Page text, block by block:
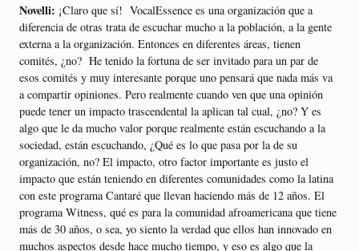
Novelli: ¡Claro que sí! VocalEssence es una organización que a
diferencia de otras trata de escuchar mucho a la población, a la gente
externa a la organización. Entonces en diferentes áreas, tienen
comités, ¿no? He tenido la fortuna de ser invitado para un par de
esos comités y muy interesante porque uno pensará que nada más va
a compartir opiniones. Pero realmente cuando ven que una opinión
puede tener un impacto trascendental la aplican tal cual, ¿no? Y es
algo que le da mucho valor porque realmente están escuchando a la
sociedad, están escuchando, ¿Qué es lo que pasa por la de su
organización, no? El impacto, otro factor importante es justo el
impacto que están teniendo en diferentes comunidades como la latina
con este programa Cantaré que llevan haciendo más de 12 años. El
programa Witness, qué es para la comunidad afroamericana que tiene
más de 30 años, o sea, yo siento la verdad que ellos han innovado en
muchos aspectos desde hace mucho tiempo, y eso es algo que la